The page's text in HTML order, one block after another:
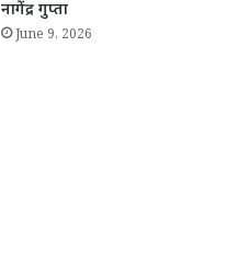
नागेंद्र गुप्ता
June 9, 2026